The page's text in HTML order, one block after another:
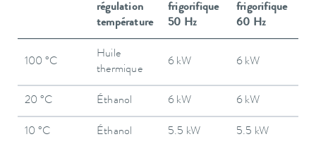
régulation
température
frigorifique
50 Hz
frigorifique
60 Hz
100 °C
Huile
thermique
6 kW 6 kW
20 °C Éthanol 6 kW 6 kW
10 °C Éthanol 5.5 kW 5.5 kW